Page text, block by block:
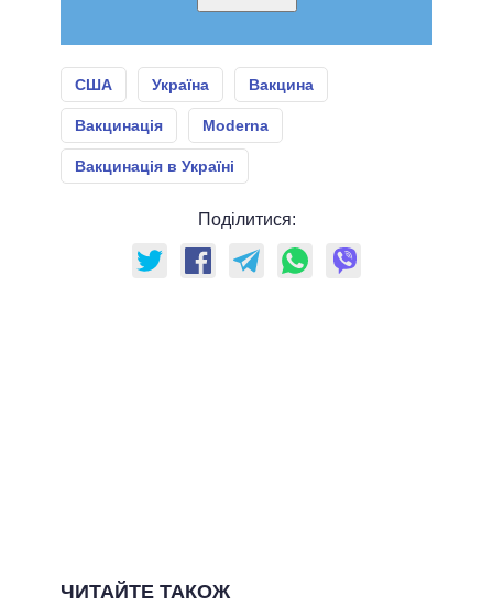
США Україна Вакцина
Вакцинація Moderna
Вакцинація в Україні
Поділитися:
ЧИТАЙТЕ ТАКОЖ